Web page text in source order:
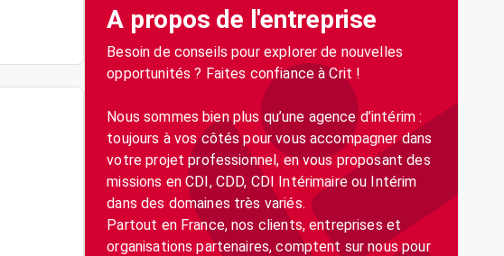
A propos de l'entreprise
Besoin de conseils pour explorer de nouvelles
opportunités ? Faites confiance à Crit !
Nous sommes bien plus qu’une agence d’intérim :
toujours à vos côtés pour vous accompagner dans
votre projet professionnel, en vous proposant des
missions en CDI, CDD, CDI Intérimaire ou Intérim
dans des domaines très variés.
Partout en France, nos clients, entreprises et
organisations partenaires, comptent sur nous pour